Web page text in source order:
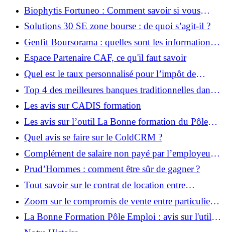
Biophytis Fortuneo : Comment savoir si vous
devez investir ?
Solutions 30 SE zone bourse : de quoi s’agit-il ?
Genfit Boursorama : quelles sont les informations
importantes ?
Espace Partenaire CAF, ce qu'il faut savoir
Quel est le taux personnalisé pour l’impôt de
société en 2022 ?
Top 4 des meilleures banques traditionnelles dans
lesquelles souscrire en 2022
Les avis sur CADIS formation
Les avis sur l’outil La Bonne formation du Pôle
Emploi
Quel avis se faire sur le ColdCRM ?
Complément de salaire non payé par l’employeur
dans le cadre du coronavirus
Prud’Hommes : comment être sûr de gagner ?
Tout savoir sur le contrat de location entre
particuliers et entreprises
Zoom sur le compromis de vente entre particuliers
sans notaire
La Bonne Formation Pôle Emploi : avis sur l'utilité
et les avantages